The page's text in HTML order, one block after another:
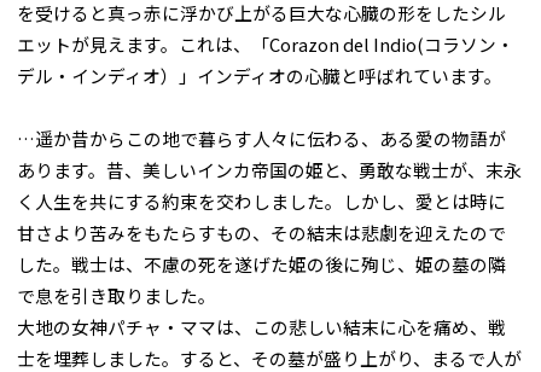
を受けると真っ赤に浮かび上がる巨大な心臓の形をしたシル
エットが見えます。これは、「Corazon del Indio(コラソン・
デル・インディオ）」インディオの心臓と呼ばれています。
…遥か昔からこの地で暮らす人々に伝わる、ある愛の物語が
あります。昔、美しいインカ帝国の姫と、勇敢な戦士が、末永
く人生を共にする約束を交わしました。しかし、愛とは時に
甘さより苦みをもたらすもの、その結末は悲劇を迎えたので
した。戦士は、不慮の死を遂げた姫の後に殉じ、姫の墓の隣
で息を引き取りました。
大地の女神パチャ・ママは、この悲しい結末に心を痛め、戦
士を埋葬しました。すると、その墓が盛り上がり、まるで人が